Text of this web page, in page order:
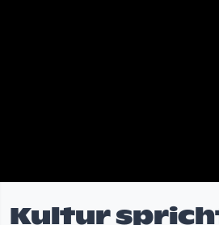
Kultur